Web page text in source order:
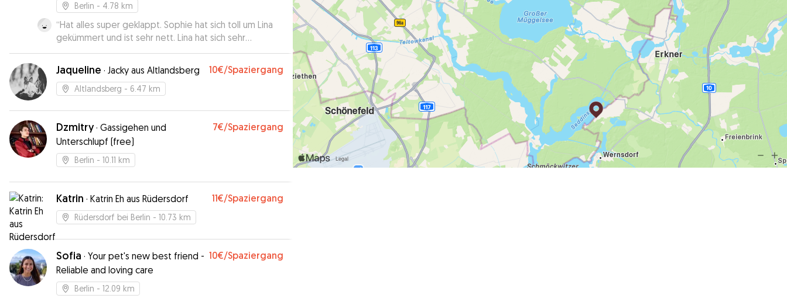
Berlin - 4.78 km
“Hat alles super geklappt. Sophie hat sich toll um Lina
gekümmert und ist sehr nett. Lina hat sich sehr
wohlgefühlt. Gerne wieder!”
Jaqueline · Jacky aus Altlandsberg 10€/Spaziergang
Altlandsberg - 6.47 km
Dzmitry· Gassigehen und
Unterschlupf (free)
7€/Spaziergang
Berlin - 10.11 km
Katrin · Katrin Eh aus Rüdersdorf 11€/Spaziergang
Rüdersdorf bei Berlin - 10.73 km
Sofia · Your pet's new best friend -
Reliable and loving care
10€/Spaziergang
Berlin - 12.09 km